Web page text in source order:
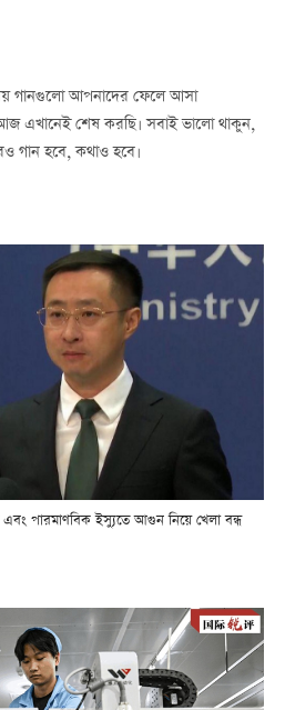
গানগুলো আপনাদের ফেলে আসা
এখানেই শেষ করছি। সবাই ভালো থাকুন,
গান হবে, কথাও হবে।
পারমাণবিক ইস্যুতে আগুন নিয়ে খেলা বন্ধ